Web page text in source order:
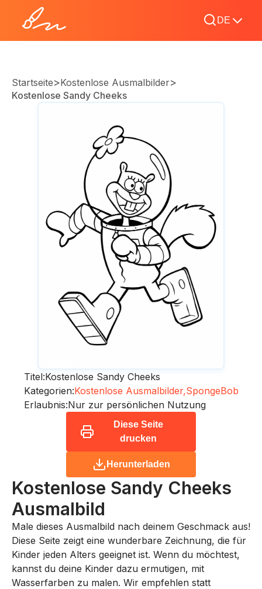
DE
Startseite>Kostenlose Ausmalbilder>
Kostenlose Sandy Cheeks
Titel:Kostenlose Sandy Cheeks
Kategorien:Kostenlose Ausmalbilder,SpongeBob
Erlaubnis:Nur zur persönlichen Nutzung
Diese Seite
drucken
Herunterladen
Kostenlose Sandy Cheeks
Ausmalbild
Male dieses Ausmalbild nach deinem Geschmack aus!
Diese Seite zeigt eine wunderbare Zeichnung, die für
Kinder jeden Alters geeignet ist. Wenn du möchtest,
kannst du deine Kinder dazu ermutigen, mit
Wasserfarben zu malen. Wir empfehlen statt